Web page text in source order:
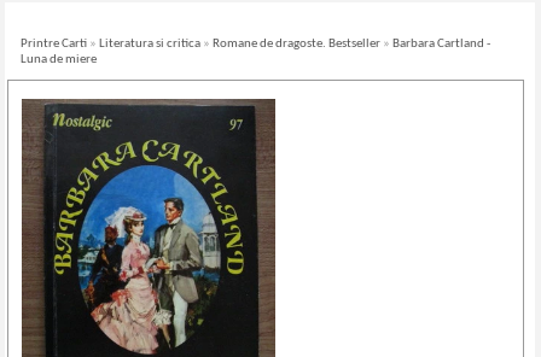
Printre Carti » Literatura si critica » Romane de dragoste. Bestseller » Barbara Cartland -
Luna de miere